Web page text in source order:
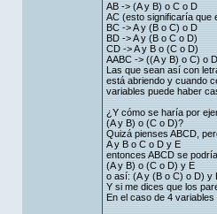
AB -> (A y B) o C o D
AC (esto significaría que
BC -> A y (B o C) o D
BD -> A y (B o C o D)
CD -> A y B o (C o D)
AABC -> ((A y B) o C) o D
Las que sean así con
está abriendo y cuando
variables puede haber
¿Y cómo se haría por
(A y B) o (C o D)?
Quizá pienses ABCD,
A y B o C o D y E
entonces ABCD se
(A y B) o (C o D) y E
o así: (A y (B o C) o D) y
Y si me dices que los
En el caso de 4